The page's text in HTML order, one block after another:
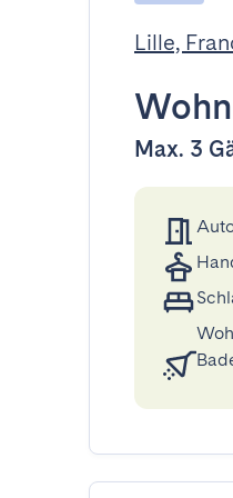
Lille,
Max. 3